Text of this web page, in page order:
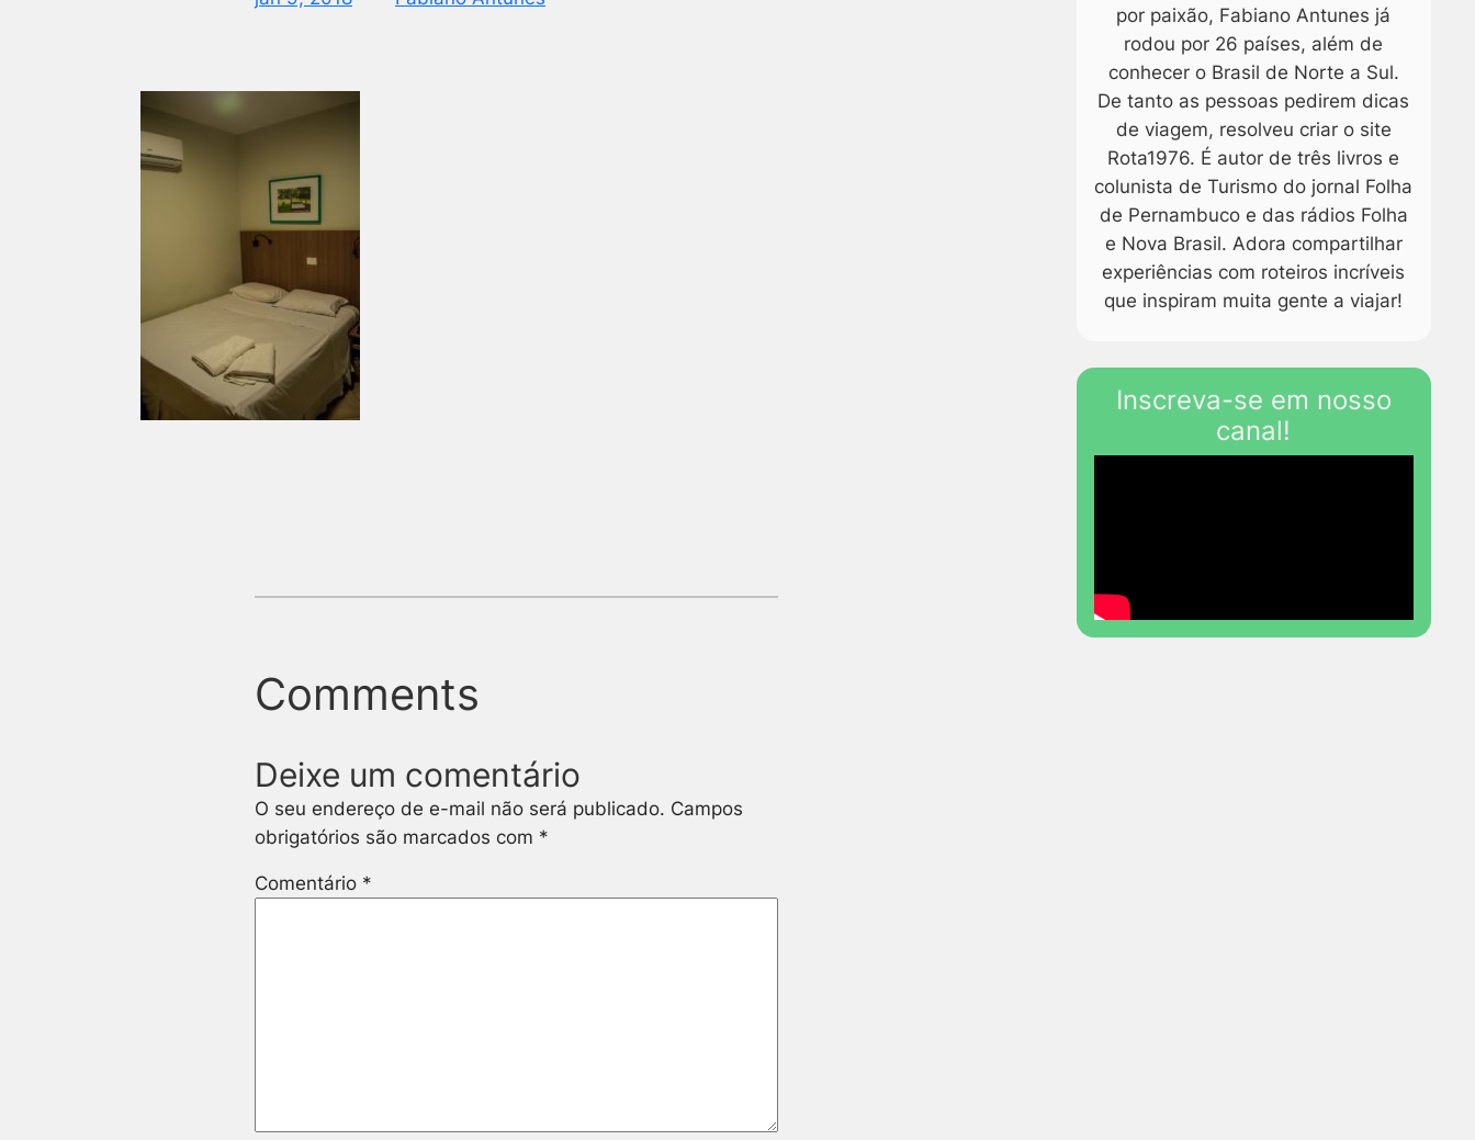
Comments
Deixe um comentário
O seu endereço de e-mail não será publicado. Campos
obrigatórios são marcados com *
Comentário *
por paixão, Fabiano Antunes já
rodou por 26 países, além de
conhecer o Brasil de Norte a Sul.
De tanto as pessoas pedirem dicas
de viagem, resolveu criar o site
Rota1976. É autor de três livros e
colunista de Turismo do jornal Folha
de Pernambuco e das rádios Folha
e Nova Brasil. Adora compartilhar
experiências com roteiros incríveis
que inspiram muita gente a viajar!
Inscreva-se em nosso
canal!